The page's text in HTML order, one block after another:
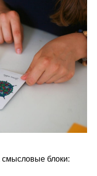
смысловые блоки: